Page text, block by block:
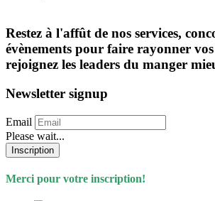
Restez à l'affût de nos services,
évènements pour faire rayonner
rejoignez les leaders du manger
Newsletter signup
Email
Please wait...
Inscription
Merci pour votre inscription!